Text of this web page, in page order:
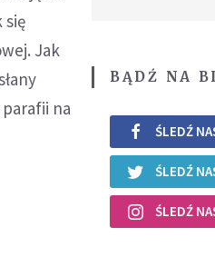
się
Jak
na
BĄDŹ NA
ŚLEDŹ
ŚLEDŹ
ŚLEDŹ